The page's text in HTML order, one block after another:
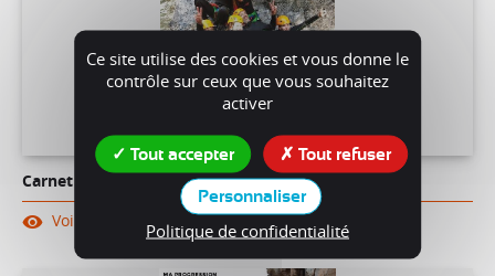
Carnet de progression en canyonisme
Voir
Telecharger
Ce site utilise des cookies et vous donne le
contrôle sur ceux que vous souhaitez
activer
Tout accepter Tout refuser
Personnaliser
Politique de confidentialité